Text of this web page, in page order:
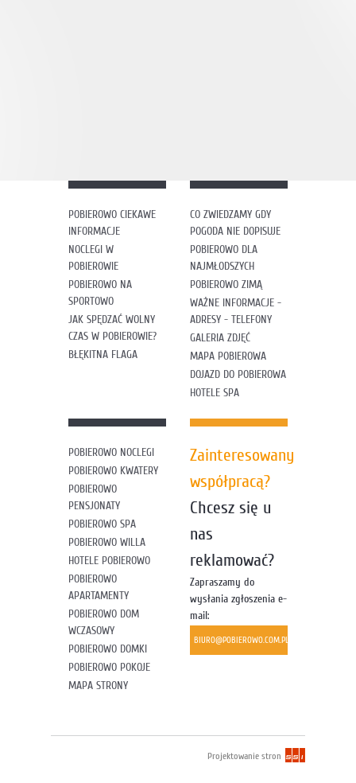
POBIEROWO CIEKAWE
INFORMACJE
NOCLEGI W
POBIEROWIE
POBIEROWO NA
SPORTOWO
JAK SPĘDZAĆ WOLNY
CZAS W POBIEROWIE?
BŁĘKITNA FLAGA
CO ZWIEDZAMY GDY
POGODA NIE DOPISUJE
POBIEROWO DLA
NAJMŁODSZYCH
POBIEROWO ZIMĄ
WAŻNE INFORMACJE -
ADRESY - TELEFONY
GALERIA ZDJĘĆ
MAPA POBIEROWA
DOJAZD DO POBIEROWA
HOTELE SPA
POBIEROWO NOCLEGI
POBIEROWO KWATERY
POBIEROWO
PENSJONATY
POBIEROWO SPA
POBIEROWO WILLA
HOTELE POBIEROWO
POBIEROWO
APARTAMENTY
POBIEROWO DOM
WCZASOWY
POBIEROWO DOMKI
POBIEROWO POKOJE
MAPA STRONY
Zainteresowany
współpracą?
Chcesz się u
nas
reklamować?
Zapraszamy do
wysłania zgłoszenia e-
mail:
BIURO@POBIEROWO.COM.PL
Projektowanie stron